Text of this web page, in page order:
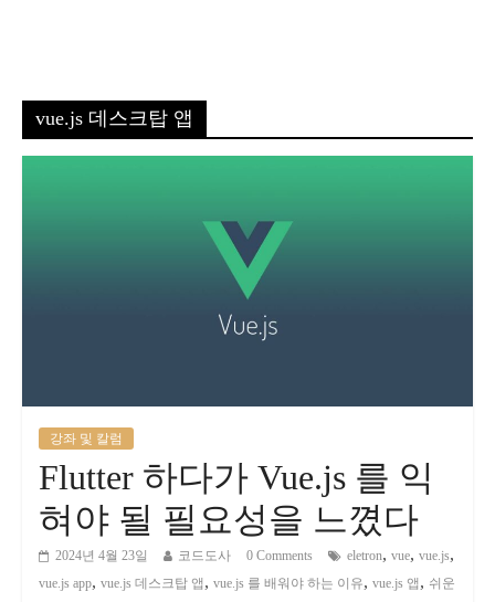
vue.js 데스크탑 앱
강좌 및 칼럼
Flutter 하다가 Vue.js 를 익
혀야 될 필요성을 느꼈다
2024년 4월 23일 코드도사 0 Comments eletron, vue, vue.js,
vue.js app, vue.js 데스크탑 앱 , vue.js 를 배워야 하는 이유, vue.js 앱 , 쉬운